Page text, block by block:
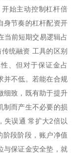
始主动控制杠杆倍
身节奏的杠杆配资开
当前短期交易逻辑占
统融资 工具的区别
、但对于保证金占
并不低。若能在合规
细致，既有助于提升
制而产生不必要的损
失误通 常扩大2倍以
阶段阶段，账户净值
与保证金安全垫，就